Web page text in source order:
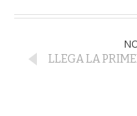
LLEGA LA